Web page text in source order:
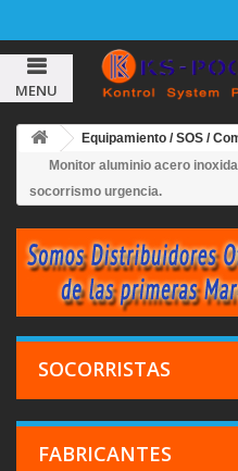
MENU
Equipamiento / SOS /
Monitor aluminio acero
socorrismo urgencia.
SOCORRISTAS
FABRICANTES